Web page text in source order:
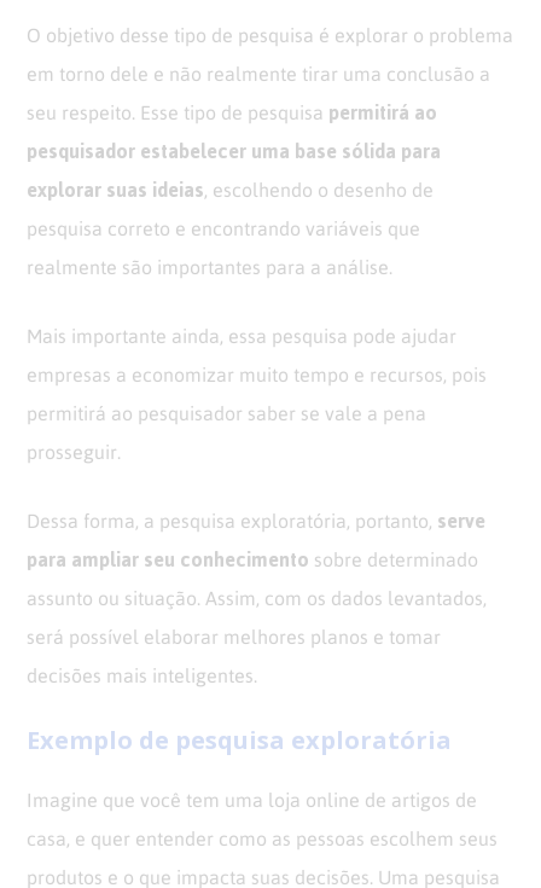
O objetivo desse tipo de pesquisa é explorar o problema
em torno dele e não realmente tirar uma conclusão a
seu respeito. Esse tipo de pesquisa permitirá ao
pesquisador estabelecer uma base sólida para
explorar suas ideias , escolhendo o desenho de
pesquisa correto e encontrando variáveis que
realmente são importantes para a análise.
Mais importante ainda, essa pesquisa pode ajudar
empresas a economizar muito tempo e recursos, pois
permitirá ao pesquisador saber se vale a pena
prosseguir.
Dessa forma, a pesquisa exploratória, portanto, serve
para ampliar seu conhecimento sobre determinado
assunto ou situação. Assim, com os dados levantados,
será possível elaborar melhores planos e tomar
decisões mais inteligentes.
Exemplo de pesquisa exploratória
Imagine que você tem uma loja online de artigos de
casa, e quer entender como as pessoas escolhem seus
produtos e o que impacta suas decisões. Uma pesquisa